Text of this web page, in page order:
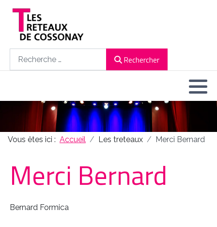
Rechercher
Vous êtes ici : Accueil Les treteaux Merci Bernard
Merci Bernard
Bernard Formica